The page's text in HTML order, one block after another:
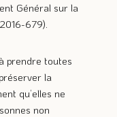
Général sur la
679).
prendre toutes
la
qu’elles ne
non